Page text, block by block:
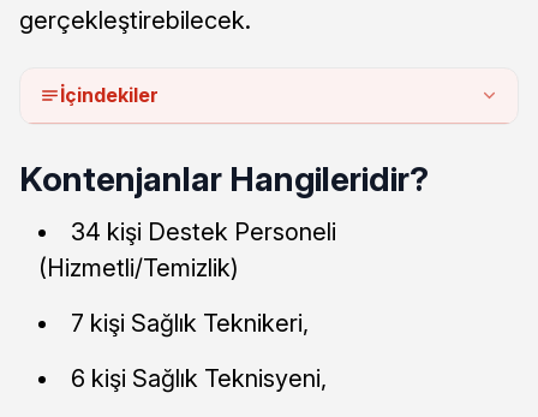
gerçekleştirebilecek.
İçindekiler
Kontenjanlar Hangileridir?
34 kişi Destek Personeli
(Hizmetli/Temizlik)
7 kişi Sağlık Teknikeri,
6 kişi Sağlık Teknisyeni,